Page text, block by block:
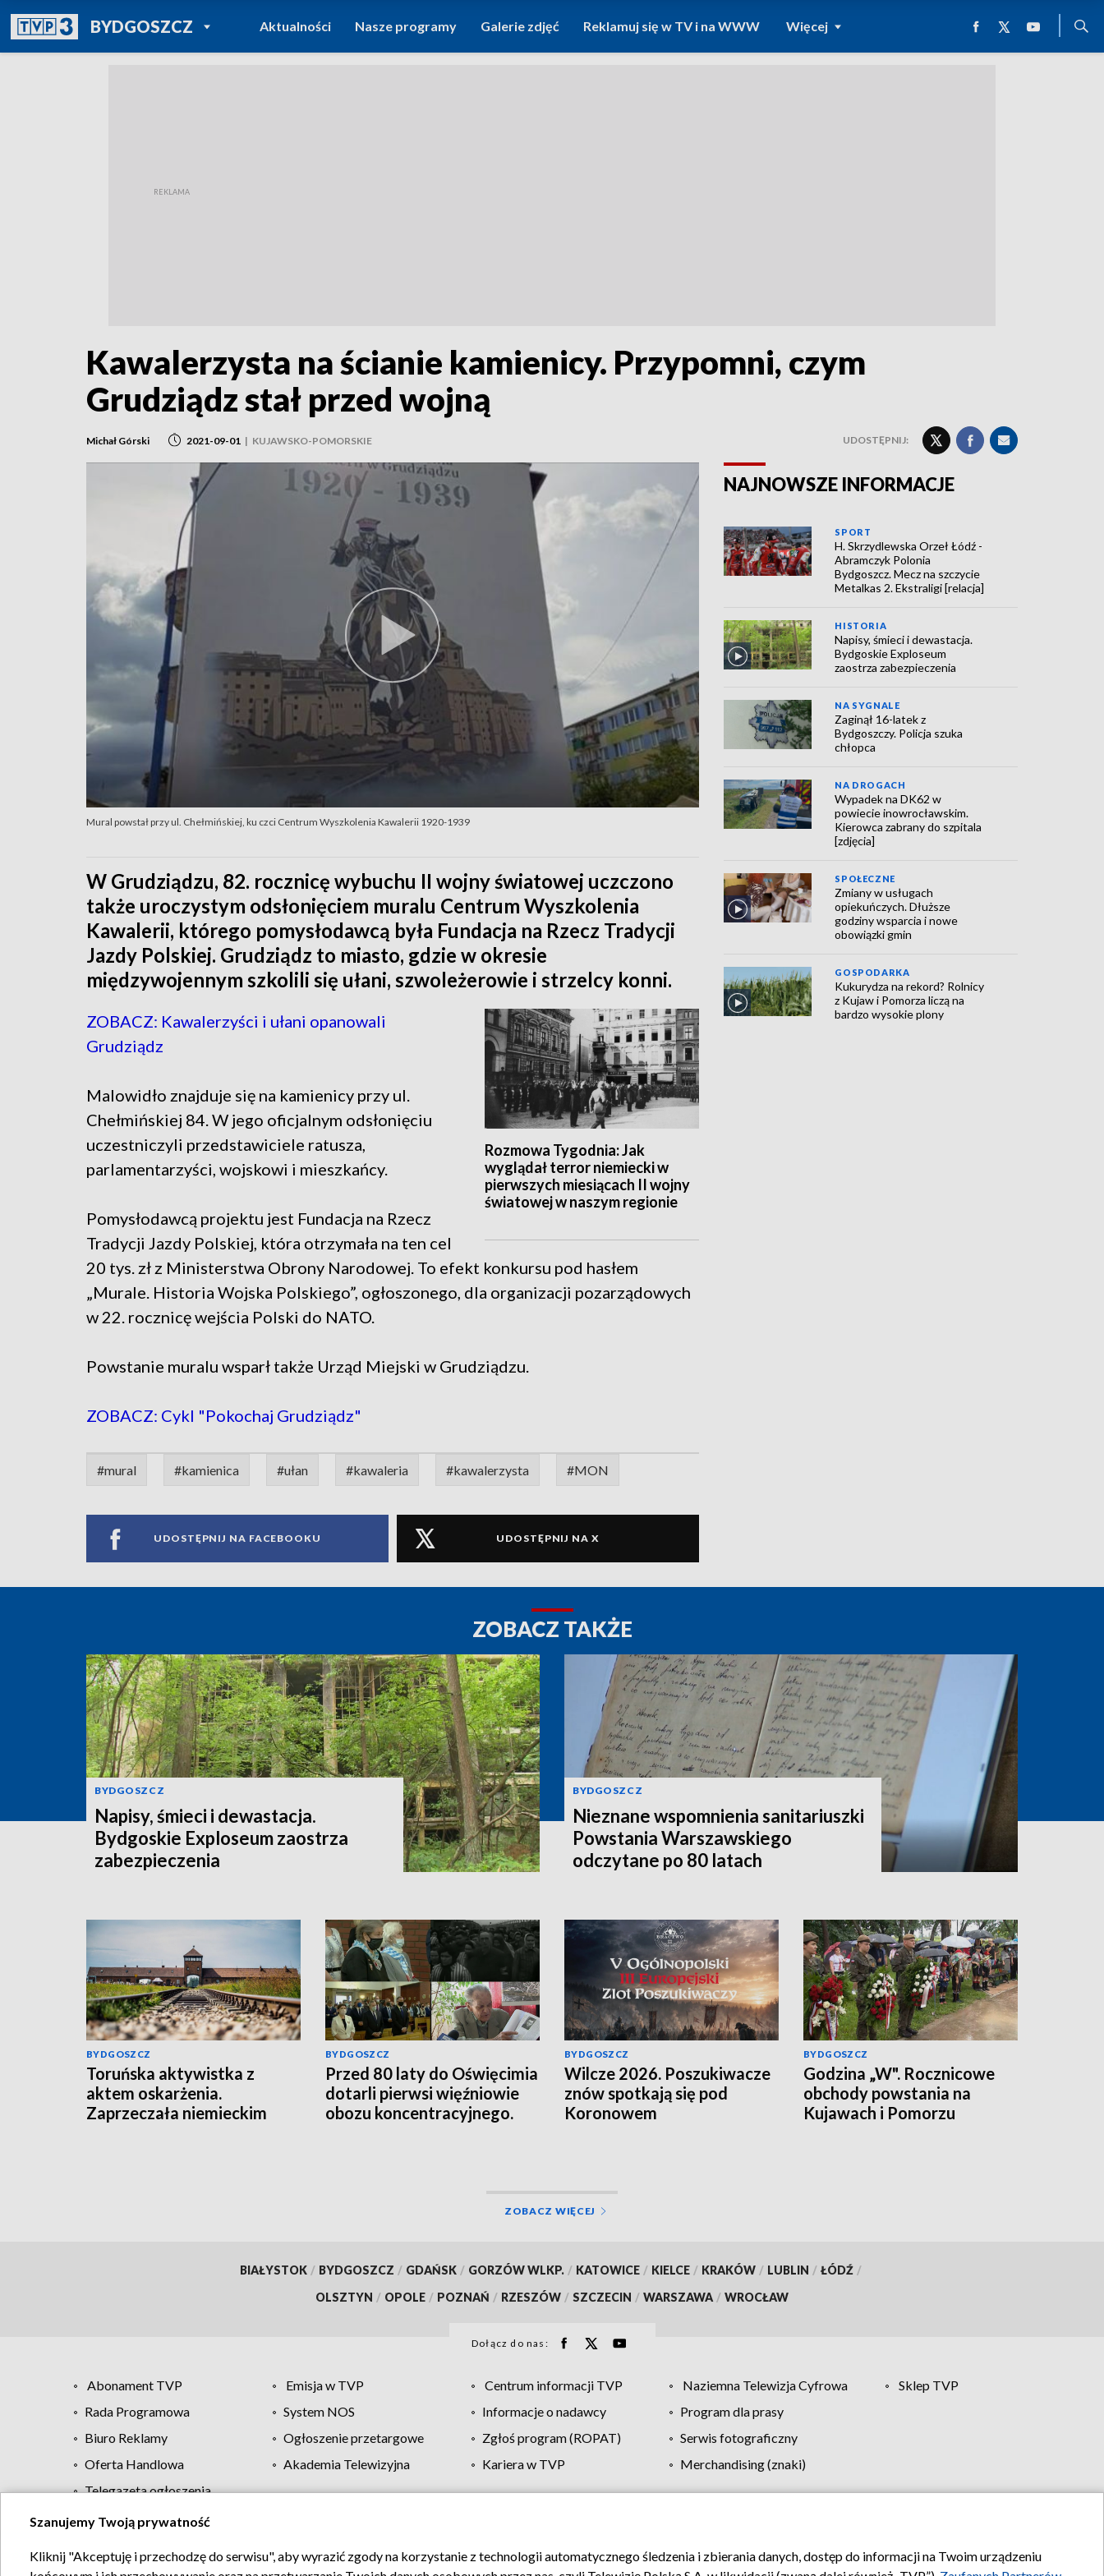
BYDGOSZCZPOWRÓT DO
TVP REGIONY
Aktualności Nasze programy Galerie zdjęć Reklamuj się w TV i na WWW Więcej
Kawalerzysta na ścianie kamienicy. Przypomni, czym
Grudziądz stał przed wojną
Michał Górski 2021-09-01 | KUJAWSKO-POMORSKIE UDOSTĘPNIJ:
Mural powstał przy ul. Chełmińskiej, ku czci Centrum Wyszkolenia Kawalerii 1920-1939
W Grudziądzu, 82. rocznicę wybuchu II wojny światowej uczczono
także uroczystym odsłonięciem muralu Centrum Wyszkolenia
Kawalerii, którego pomysłodawcą była Fundacja na Rzecz Tradycji
Jazdy Polskiej. Grudziądz to miasto, gdzie w okresie
międzywojennym szkolili się ułani, szwoleżerowie i strzelcy konni.
Rozmowa Tygodnia: Jak
wyglądał terror niemiecki w
pierwszych miesiącach II wojny
światowej w naszym regionie
ZOBACZ: Kawalerzyści i ułani opanowali
Grudziądz
Malowidło znajduje się na kamienicy przy ul.
Chełmińskiej 84. W jego oficjalnym odsłonięciu
uczestniczyli przedstawiciele ratusza,
parlamentarzyści, wojskowi i mieszkańcy.
Pomysłodawcą projektu jest Fundacja na Rzecz
Tradycji Jazdy Polskiej, która otrzymała na ten cel
20 tys. zł z Ministerstwa Obrony Narodowej. To efekt konkursu pod hasłem
„Murale. Historia Wojska Polskiego”, ogłoszonego, dla organizacji pozarządowych
w 22. rocznicę wejścia Polski do NATO.
Powstanie muralu wsparł także Urząd Miejski w Grudziądzu.
ZOBACZ: Cykl "Pokochaj Grudziądz"
#mural #kamienica #ułan #kawaleria #kawalerzysta #MON
UDOSTĘPNIJ NA FACEBOOKU UDOSTĘPNIJ NA X
NAJNOWSZE INFORMACJE
SPORT
H. Skrzydlewska Orzeł Łódź -
Abramczyk Polonia
Bydgoszcz. Mecz na szczycie
Metalkas 2. Ekstraligi [relacja]
HISTORIA
Napisy, śmieci i dewastacja.
Bydgoskie Exploseum
zaostrza zabezpieczenia
NA SYGNALE
Zaginął 16-latek z
Bydgoszczy. Policja szuka
chłopca
NA DROGACH
Wypadek na DK62 w
powiecie inowrocławskim.
Kierowca zabrany do szpitala
[zdjęcia]
SPOŁECZNE
Zmiany w usługach
opiekuńczych. Dłuższe
godziny wsparcia i nowe
obowiązki gmin
GOSPODARKA
Kukurydza na rekord? Rolnicy
z Kujaw i Pomorza liczą na
bardzo wysokie plony
ZOBACZ TAKŻE
BYDGOSZCZ
Napisy, śmieci i dewastacja.
Bydgoskie Exploseum zaostrza
zabezpieczenia
BYDGOSZCZ
Nieznane wspomnienia sanitariuszki
Powstania Warszawskiego
odczytane po 80 latach
BYDGOSZCZ
Toruńska aktywistka z
aktem oskarżenia.
Zaprzeczała niemieckim
BYDGOSZCZ
Przed 80 laty do Oświęcimia
dotarli pierwsi więźniowie
obozu koncentracyjnego.
BYDGOSZCZ
Wilcze 2026. Poszukiwacze
znów spotkają się pod
Koronowem
BYDGOSZCZ
Godzina „W". Rocznicowe
obchody powstania na
Kujawach i Pomorzu
ZOBACZ WIĘCEJ
BIAŁYSTOK / BYDGOSZCZ / GDAŃSK / GORZÓW WLKP. / KATOWICE / KIELCE / KRAKÓW / LUBLIN / ŁÓDŹ /
OLSZTYN / OPOLE / POZNAŃ / RZESZÓW / SZCZECIN / WARSZAWA / WROCŁAW
Dołącz do nas:
Abonament TVP Emisja w TVP Centrum informacji TVP Naziemna Telewizja Cyfrowa
Sklep TVP
Rada Programowa
System NOS Informacje o nadawcy
Program dla prasy
Biuro Reklamy
Ogłoszenie przetargowe Zgłoś program (ROPAT)
Serwis fotograficzny
Oferta Handlowa
Akademia Telewizyjna Kariera w TVP
Merchandising (znaki)
Telegazeta ogłoszenia
Regulamin TVP Polityka prywatności Moje zgody Pomoc Biuro reklamy Kontakt
Szanujemy Twoją prywatność
Kliknij "Akceptuję i przechodzę do serwisu", aby wyrazić zgody na korzystanie z technologii automatycznego śledzenia i zbierania danych, dostęp do informacji na Twoim urządzeniu